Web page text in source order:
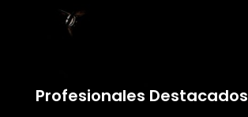
Profesionales Destacados